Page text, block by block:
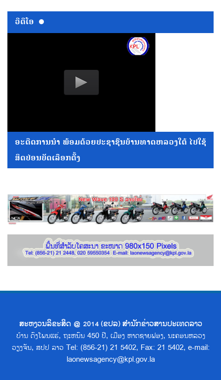
ວີດີໂອ
ອະດີດການນໍາ ພ້ອມດ້ວຍປະຊາຊົນບ້ານທາດຫລວງໃຕ້ ໄປໃຊ້
ສິດປ່ອນບັດເລືອກຕັ້ງ
ສະຫງວນລິຂະສິດ @ 2014 (ຂປລ) ສຳນັກຂ່າວສານປະເທດລາວ
ບ້ານ ດົງໂພນແຮ່, ຖະຫນົນ 450 ປີ, ເມືອງ ຫາດຊາຍຟອງ, ນະຄອນຫລວງ
ວຽງຈັນ, ສປປ ລາວ Tel: (856-21) 21 5402, Fax: 21 5402, e-mail:
laonewsagency@kpl.gov.la